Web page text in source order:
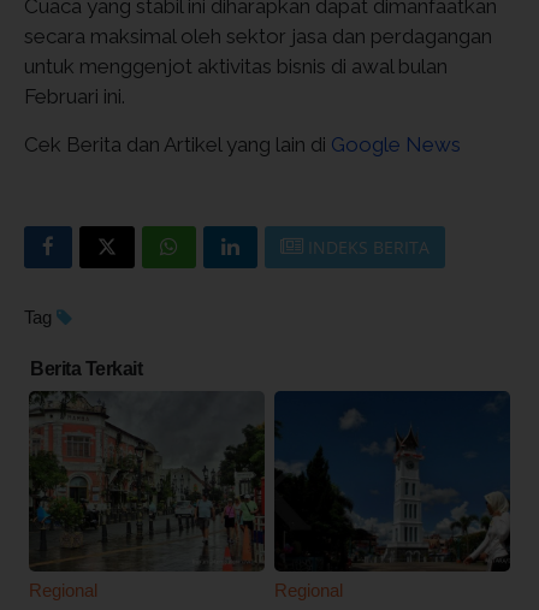
Cuaca yang stabil ini diharapkan dapat dimanfaatkan
secara maksimal oleh sektor jasa dan perdagangan
untuk menggenjot aktivitas bisnis di awal bulan
Februari ini.
Cek Berita dan Artikel yang lain di Google News
INDEKS BERITA
Tag
Berita Terkait
Regional Regional